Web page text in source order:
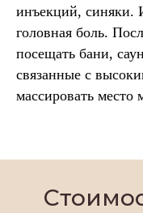
инъекций, синяки.
головная боль.
посещать бани,
связанные с
массировать место